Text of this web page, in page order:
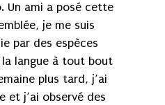
Un ami a posé cette
je me suis
par des espèces
langue à tout bout
plus tard, j’ai
et j’ai observé des